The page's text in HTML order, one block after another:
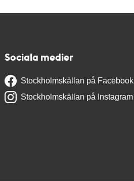
Sociala medier
Stockholmskällan på Facebook
Stockholmskällan på Instagram